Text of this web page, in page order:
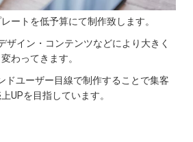
ートを低予算にて制作致します。
ザイン・コンテンツなどにより大きく
変わってきます。
ドユーザー目線で制作することで集客
UPを目指しています。